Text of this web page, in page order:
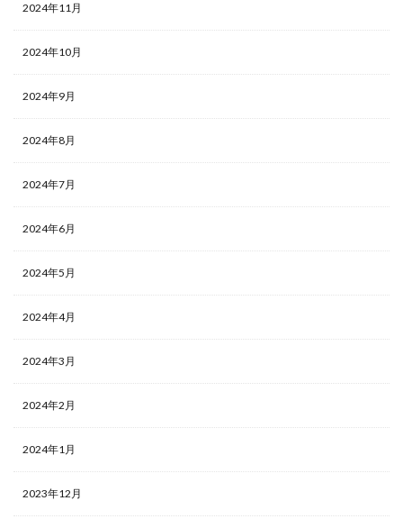
2024年11月
2024年10月
2024年9月
2024年8月
2024年7月
2024年6月
2024年5月
2024年4月
2024年3月
2024年2月
2024年1月
2023年12月